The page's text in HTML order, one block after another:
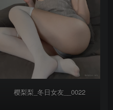
樱梨梨_冬日女友__0022